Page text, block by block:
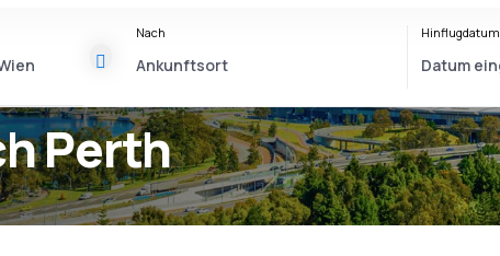
Perth
Nach Hinflugdatum